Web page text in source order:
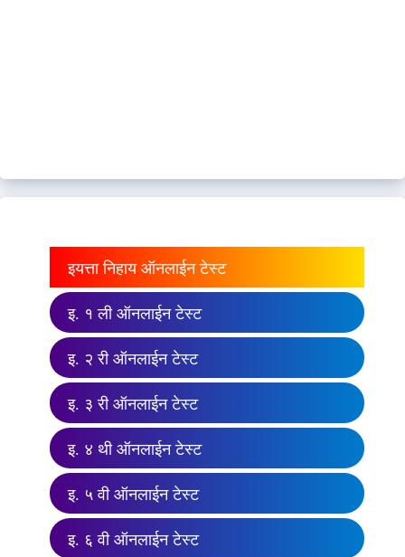
इयत्ता निहाय ऑनलाईन टेस्ट
इ. १ ली ऑनलाईन टेस्ट
इ. २ री ऑनलाईन टेस्ट
इ. ३ री ऑनलाईन टेस्ट
इ. ४ थी ऑनलाईन टेस्ट
इ. ५ वी ऑनलाईन टेस्ट
इ. ६ वी ऑनलाईन टेस्ट